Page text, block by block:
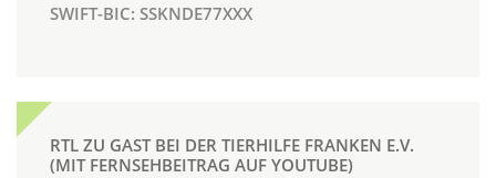
SWIFT-BIC: SSKNDE77XXX
RTL ZU GAST BEI DER TIERHILFE FRANKEN E.V.
(MIT FERNSEHBEITRAG AUF YOUTUBE)